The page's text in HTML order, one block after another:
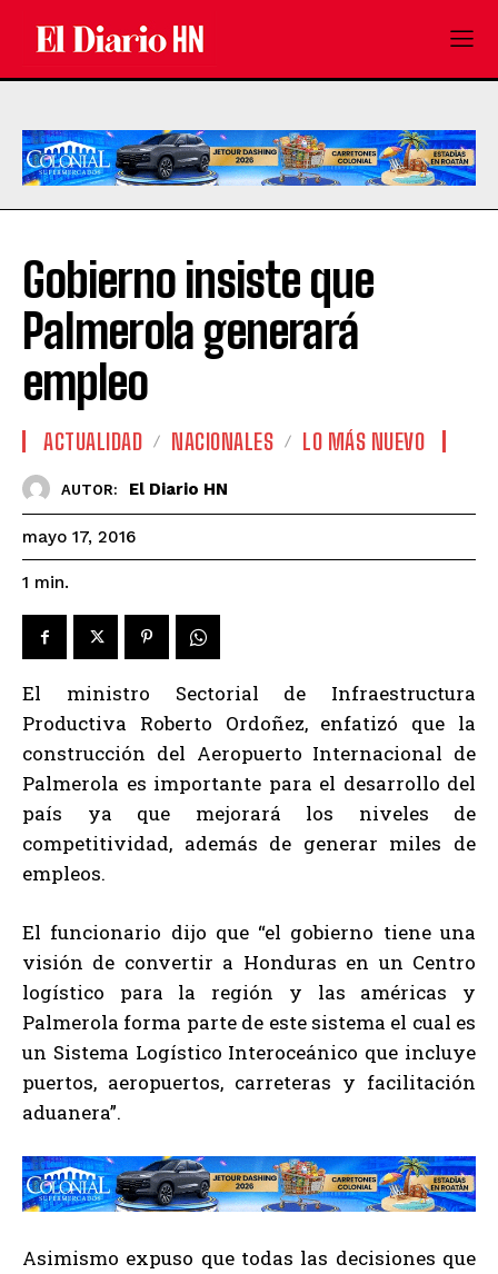
Gobierno insiste que
Palmerola generará
empleo
ACTUALIDAD NACIONALES LO MÁS NUEVO
AUTOR: El Diario HN
mayo 17, 2016
1 min.
El ministro Sectorial de Infraestructura
Productiva Roberto Ordoñez, enfatizó que la
construcción del Aeropuerto Internacional de
Palmerola es importante para el desarrollo del
país ya que mejorará los niveles de
competitividad, además de generar miles de
empleos.
El funcionario dijo que “el gobierno tiene una
visión de convertir a Honduras en un Centro
logístico para la región y las américas y
Palmerola forma parte de este sistema el cual es
un Sistema Logístico Interoceánico que incluye
puertos, aeropuertos, carreteras y facilitación
aduanera”.
Asimismo expuso que todas las decisiones que